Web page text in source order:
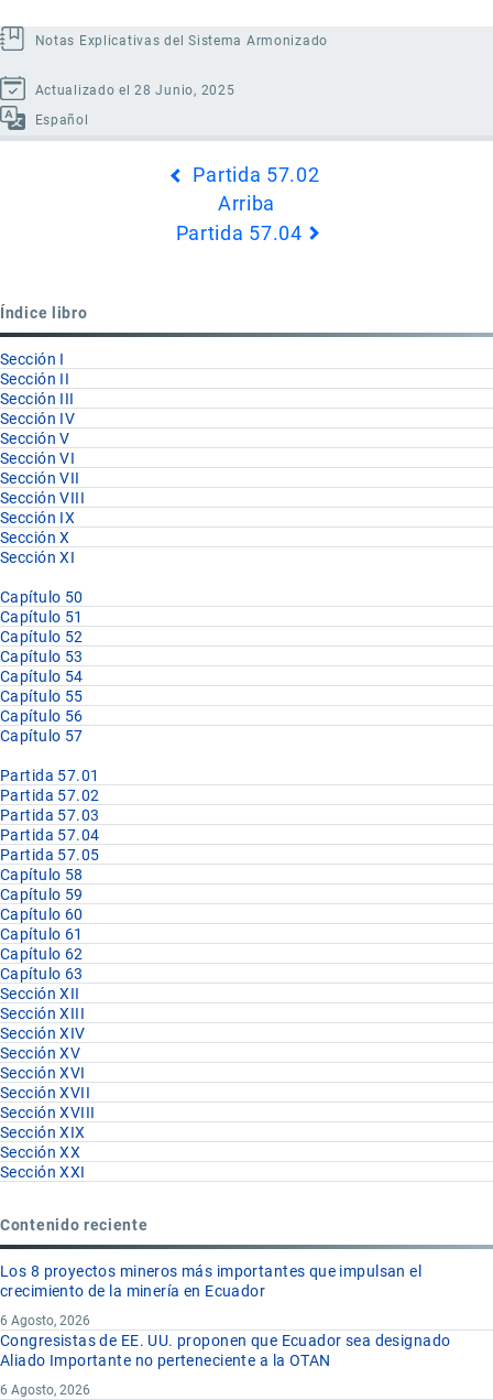
Notas Explicativas del Sistema Armonizado
Actualizado el 28 Junio, 2025
Español
Partida 57.02
Arriba
Partida 57.04
Índice libro
Sección I
Sección II
Sección III
Sección IV
Sección V
Sección VI
Sección VII
Sección VIII
Sección IX
Sección X
Sección XI
Capítulo 50
Capítulo 51
Capítulo 52
Capítulo 53
Capítulo 54
Capítulo 55
Capítulo 56
Capítulo 57
Partida 57.01
Partida 57.02
Partida 57.03
Partida 57.04
Partida 57.05
Capítulo 58
Capítulo 59
Capítulo 60
Capítulo 61
Capítulo 62
Capítulo 63
Sección XII
Sección XIII
Sección XIV
Sección XV
Sección XVI
Sección XVII
Sección XVIII
Sección XIX
Sección XX
Sección XXI
Contenido reciente
Los 8 proyectos mineros más importantes que impulsan el
crecimiento de la minería en Ecuador
6 Agosto, 2026
Congresistas de EE. UU. proponen que Ecuador sea designado
Aliado Importante no perteneciente a la OTAN
6 Agosto, 2026